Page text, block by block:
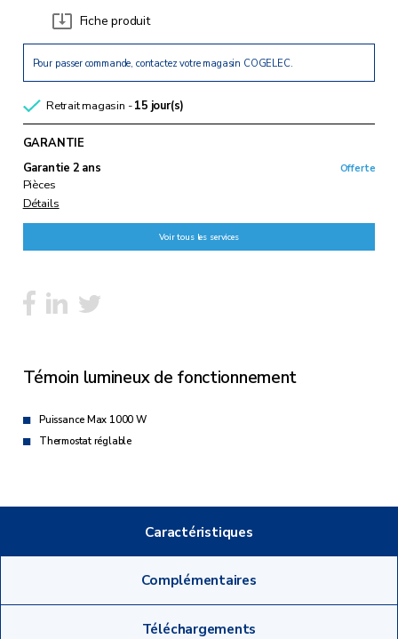
Fiche produit
Pour passer commande, contactez votre magasin COGELEC.
Retrait magasin -15 jour(s)
GARANTIE
Garantie 2 ans
Pièces
Détails
Offerte
Voir tous les services
Témoin lumineux de fonctionnement
Puissance Max 1000 W
Thermostat réglable
Caractéristiques
Complémentaires
Téléchargements